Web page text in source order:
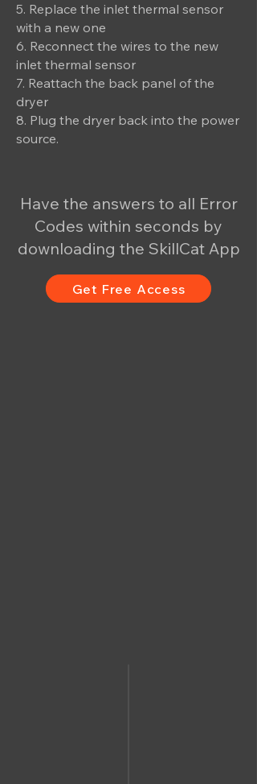
5. Replace the inlet thermal sensor
with a new one
6. Reconnect the wires to the new
inlet thermal sensor
7. Reattach the back panel of the
dryer
8. Plug the dryer back into the power
source.
Have the answers to all Error
Codes within seconds by
downloading the SkillCat App
Get Free Access